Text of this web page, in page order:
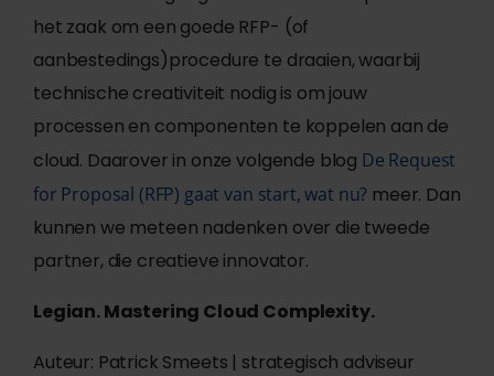
het zaak om een goede RFP- (of
aanbestedings)procedure te draaien, waarbij
technische creativiteit nodig is om jouw
processen en componenten te koppelen aan de
cloud. Daarover in onze volgende blog De Request
for Proposal (RFP) gaat van start, wat nu? meer. Dan
kunnen we meteen nadenken over die tweede
partner, die creatieve innovator.
Legian. Mastering Cloud Complexity.
Auteur: Patrick Smeets | strategisch adviseur